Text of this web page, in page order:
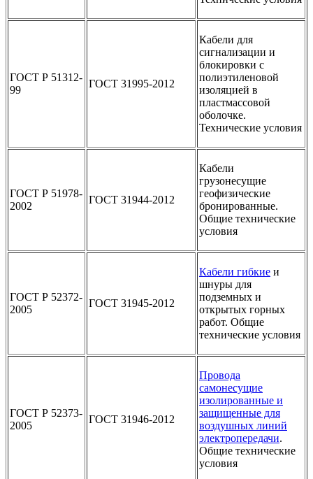
ГОСТ Р 51312-
99
ГОСТ 31995-2012
Кабели для
сигнализации и
блокировки с
полиэтиленовой
изоляцией в
пластмассовой
оболочке.
Технические условия
ГОСТ Р 51978-
2002
ГОСТ 31944-2012
Кабели
грузонесущие
геофизические
бронированные.
Общие технические
условия
ГОСТ Р 52372-
2005
ГОСТ 31945-2012
Кабели гибкие и
шнуры для
подземных и
открытых горных
работ. Общие
технические условия
ГОСТ Р 52373-
2005
ГОСТ 31946-2012
Провода
самонесущие
изолированные и
защищенные для
воздушных линий
электропередачи.
Общие технические
условия